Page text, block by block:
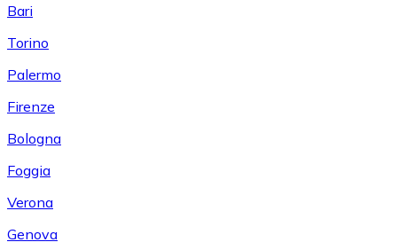
Bari
Torino
Palermo
Firenze
Bologna
Foggia
Verona
Genova